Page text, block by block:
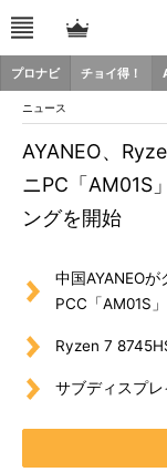
プロナビ チョイ得！
ニュース
AYANEO、
ニPC「AM01S
ングを開始
中国AYANEO
PCC「AM01S
Ryzen 7
サブディスプ